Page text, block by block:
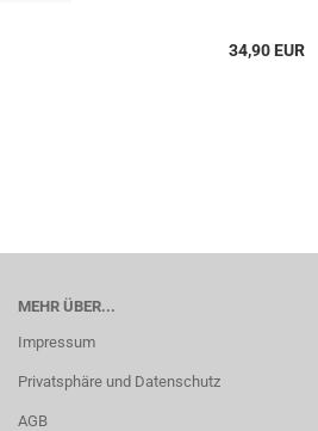
34,90 EUR
MEHR ÜBER...
Impressum
Privatsphäre und Datenschutz
AGB